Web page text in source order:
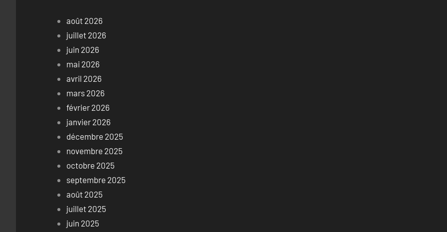
août 2026
juillet 2026
juin 2026
mai 2026
avril 2026
mars 2026
février 2026
janvier 2026
décembre 2025
novembre 2025
octobre 2025
septembre 2025
août 2025
juillet 2025
juin 2025